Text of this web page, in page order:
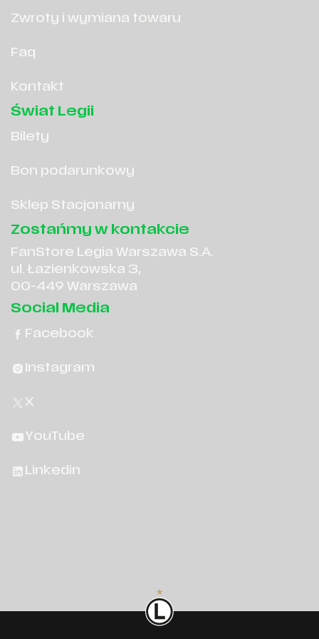
Zwroty i wymiana towaru
Faq
Kontakt
Świat Legii
Bilety
Bon podarunkowy
Sklep Stacjonarny
Zostańmy w kontakcie
FanStore Legia Warszawa S.A.
ul. Łazienkowska 3,
00-449 Warszawa
Social Media
Facebook
Instagram
X
YouTube
Linkedin